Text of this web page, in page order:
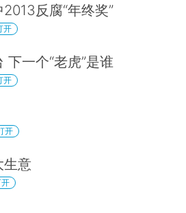
2013反腐“年终奖”
开
下一个“老虎”是谁
开
开
生意